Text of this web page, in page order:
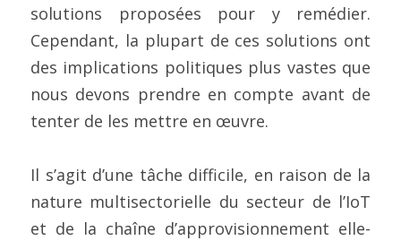
Construire un CAB
Preuve de certification
Configuration complète du framework
Fabrication
Bâtiments et infrastructures
Transport
Soins de santé
Finances et assurances
FIPS 140-3
Service cloud de l'UE
ISO 21434 et R155
CRA
RED-DA
Brochures
Nouvelles
Videos
Contact
Actualités
Projets EU et de Recherche
Contactez-nous
solutions proposées pour y remédier.
Cependant, la plupart de ces solutions ont
des implications politiques plus vastes que
nous devons prendre en compte avant de
tenter de les mettre en œuvre.
Il s’agit d’une tâche difficile, en raison de la
nature multisectorielle du secteur de l’IoT
et de la chaîne d’approvisionnement elle-